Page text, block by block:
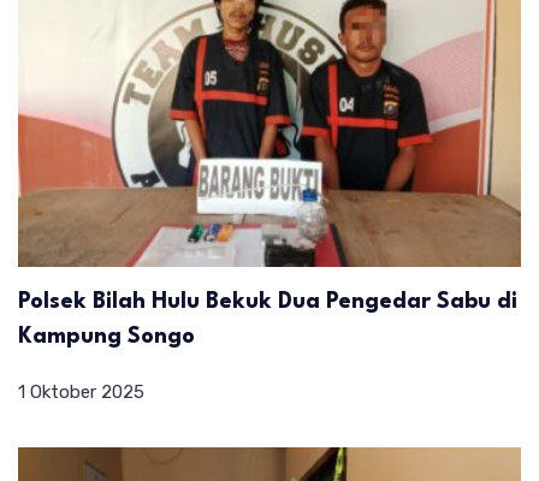
Polsek Bilah Hulu Bekuk Dua Pengedar Sabu di
Kampung Songo
1 Oktober 2025